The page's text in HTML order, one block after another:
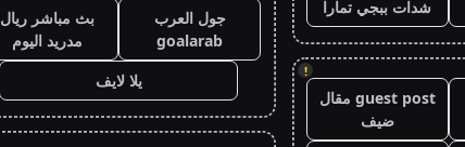
شدات ببجي تمارا
!
guest post مقال
ضيف
جول العرب
goalarab
بث مباشر ريال
مدريد اليوم
يلا لايف